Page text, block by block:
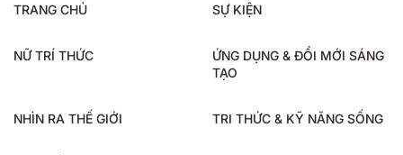
TRANG CHỦ SỰ KIỆN
NỮ TRÍ THỨC
ỨNG DỤNG & ĐỔI MỚI SÁNG
TẠO
NHÌN RA THẾ GIỚI TRI THỨC & KỸ NĂNG SỐNG